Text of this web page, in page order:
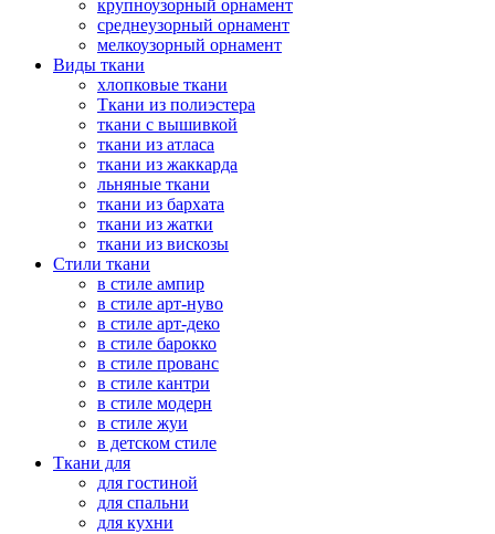
крупноузорный орнамент
среднеузорный орнамент
мелкоузорный орнамент
Виды ткани
хлопковые ткани
Ткани из полиэстера
ткани с вышивкой
ткани из атласа
ткани из жаккарда
льняные ткани
ткани из бархата
ткани из жатки
ткани из вискозы
Стили ткани
в стиле ампир
в стиле арт-нуво
в стиле арт-деко
в стиле барокко
в стиле прованс
в стиле кантри
в стиле модерн
в стиле жуи
в детском стиле
Ткани для
для гостиной
для спальни
для кухни